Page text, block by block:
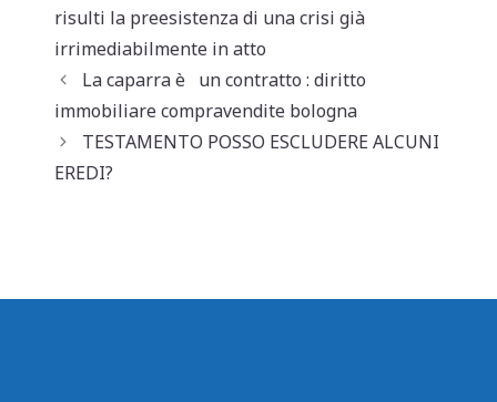
risulti la preesistenza di una crisi già
irrimediabilmente in atto
La caparra è un contratto : diritto
immobiliare compravendite bologna
TESTAMENTO POSSO ESCLUDERE ALCUNI
EREDI?